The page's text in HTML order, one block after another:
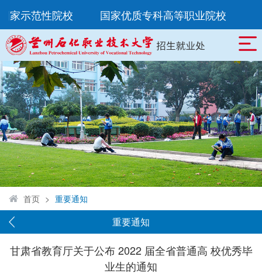
家示范性院校 国家优质专科高等职业院校
首页 > 重要通知
重要通知
甘肃省教育厅关于公布 2022 届全省普通高 校优秀毕
业生的通知